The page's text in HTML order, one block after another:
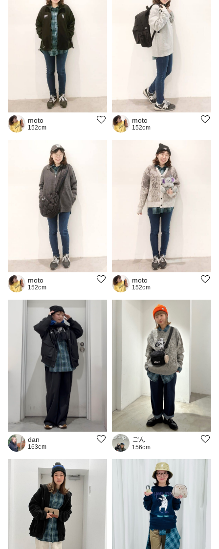
moto
152cm
moto
152cm
moto
152cm
moto
152cm
dan
163cm
ごん
156cm